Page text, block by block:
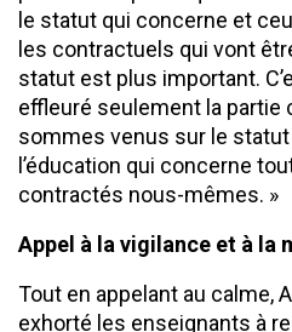
le statut qui concerne et
les contractuels qui vont
statut est plus important.
effleuré seulement la partie
sommes venus sur le
l’éducation qui concerne
contractés nous-mêmes. »
Appel à la vigilance et à la
Tout en appelant au calme,
exhorté les enseignants à